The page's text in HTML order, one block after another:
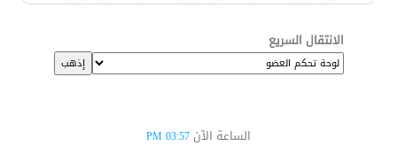
الانتقال السريع
الساعة الآن 03:57 PM